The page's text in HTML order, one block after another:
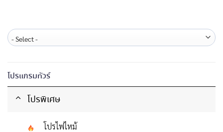
โปรแกรมทัวร์
โปรพิเศษ
โปรไฟไหม้